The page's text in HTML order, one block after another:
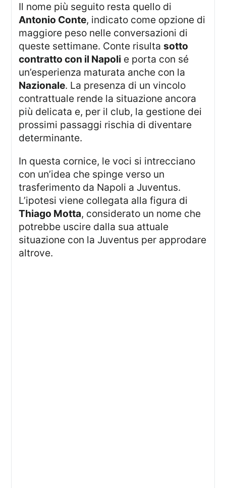
Il nome più seguito resta quello di
Antonio Conte, indicato come opzione di
maggiore peso nelle conversazioni di
queste settimane. Conte risultasotto
contratto con il Napoli e porta con sé
un’esperienza maturata anche con la
Nazionale. La presenza di un vincolo
contrattuale rende la situazione ancora
più delicata e, per il club, la gestione dei
prossimi passaggi rischia di diventare
determinante.
In questa cornice, le voci si intrecciano
con un’idea che spinge verso un
trasferimento da Napoli a Juventus.
L’ipotesi viene collegata alla figura di
Thiago Motta, considerato un nome che
potrebbe uscire dalla sua attuale
situazione con la Juventus per approdare
altrove.